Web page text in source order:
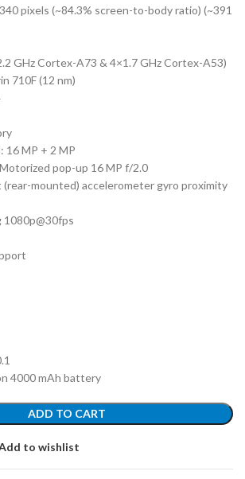
pixels (~84.3% screen-to-body ratio) (~391
GHz Cortex-A73 & 4×1.7 GHz Cortex-A53)
710F (12 nm)
16 MP + 2 MP
pop-up 16 MP f/2.0
(rear-mounted) accelerometer gyro proximity
1080p@30fps
4000 mAh battery
ADD TO CART
to wishlist